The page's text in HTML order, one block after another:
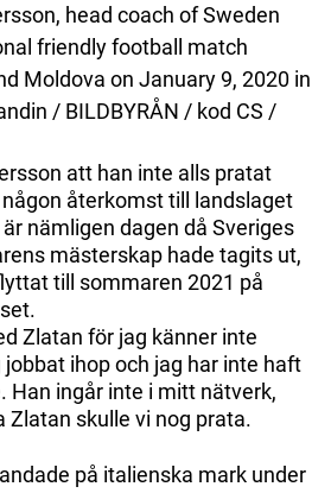
head coach of Sweden
friendly football match
Moldova on January 9, 2020 in
/ BILDBYRÅN / kod CS /
att han inte alls pratat
återkomst till landslaget
nämligen dagen då Sveriges
mästerskap hade tagits ut,
till sommaren 2021 på
Zlatan för jag känner inte
jobbat ihop och jag har inte haft
Han ingår inte i mitt nätverk,
Zlatan skulle vi nog prata.
på italienska mark under